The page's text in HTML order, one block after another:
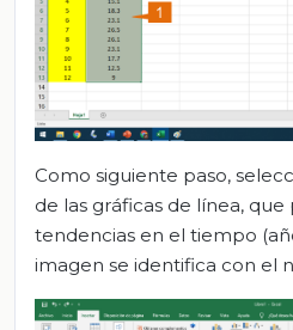
Como siguiente paso,
de las gráficas de línea,
tendencias en el tiempo
imagen se identifica con el